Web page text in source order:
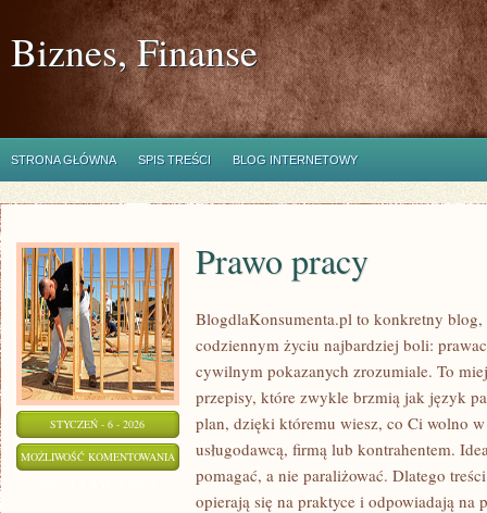
Biznes, Finanse
STRONA GŁÓWNA SPIS TREŚCI BLOG INTERNETOWY
STYCZEŃ - 6 - 2026
MOŻLIWOŚĆ KOMENTOWANIA PRAWO
PRACY
Prawo pracy
BlogdlaKonsumenta.pl to konkretny
codziennym życiu najbardziej boli:
cywilnym pokazanych zrozumiale. To
przepisy, które zwykle brzmią jak język
plan, dzięki któremu wiesz, co Ci wolno w
usługodawcą, firmą lub kontrahentem.
pomagać, a nie paraliżować. Dlatego
opierają się na praktyce i odpowiadają na